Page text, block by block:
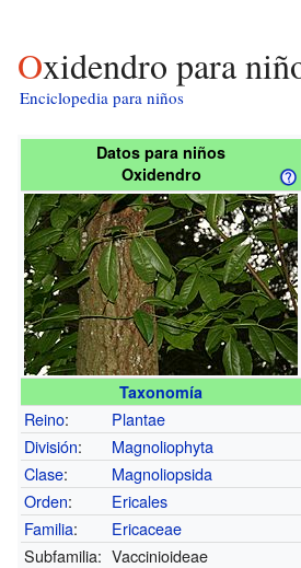
Oxidendro para
Enciclopedia para niños
Datos para niños
Oxidendro
Taxonomía
Reino:
Plantae
División:
Magnoliophyta
Clase:
Magnoliopsida
Orden:
Ericales
Familia:
Ericaceae
Subfamilia: Vaccinioideae